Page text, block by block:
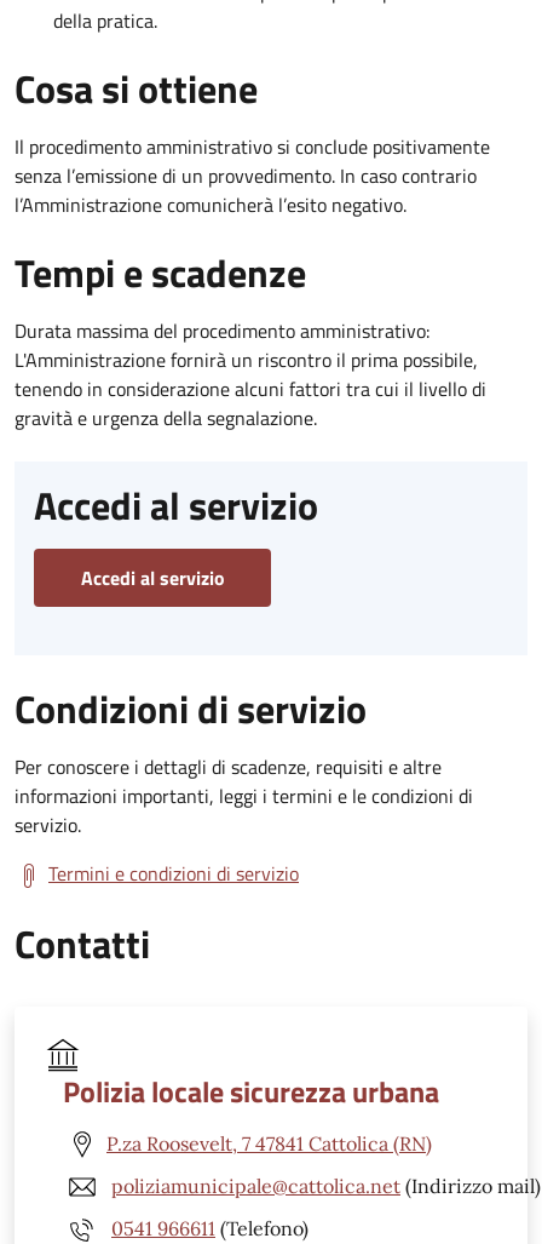
della pratica.
Cosa si ottiene
Il procedimento amministrativo si conclude positivamente
senza l’emissione di un provvedimento. In caso contrario
l’Amministrazione comunicherà l’esito negativo.
Tempi e scadenze
Durata massima del procedimento amministrativo:
L'Amministrazione fornirà un riscontro il prima possibile,
tenendo in considerazione alcuni fattori tra cui il livello di
gravità e urgenza della segnalazione.
Accedi al servizio
Accedi al servizio
Condizioni di servizio
Per conoscere i dettagli di scadenze, requisiti e altre
informazioni importanti, leggi i termini e le condizioni di
servizio.
Termini e condizioni di servizio
Contatti
Polizia locale sicurezza urbana
P.za Roosevelt, 7 47841 Cattolica (RN)
poliziamunicipale@cattolica.net (Indirizzo mail)
0541 966611 (Telefono)